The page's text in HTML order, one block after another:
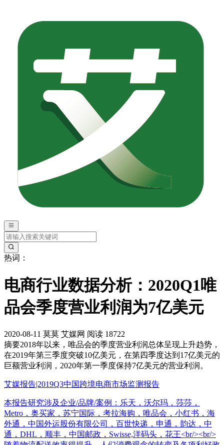
热词：
电商行业数据分析：2020Q1唯
品会季度营业利润为7亿美元
2020-08-11 莫莫 艾媒网 阅读 18722
摘要2018年以来，唯品会的季度营业利润总体呈现上升趋势，
在2019年第三季度突破10亿美元，在第四季度达到17亿美元的
巨额营业利润，2020年第一季度保持7亿美元的营业利润。
艾媒报告|2019Q3中国跨境电商市场监测报告
本报告研究涉及企业/品牌/案例：乐天，沃尔玛，莎莎，
Metro，奥买家，苏宁国际，考拉海购，唯品会，小红书，海
外通，中国外运股份有限公司，百世快递，申通，韵达，中
通，DHL，顺丰，中国邮政，Swisse,洋码头，花王<br/><br/>